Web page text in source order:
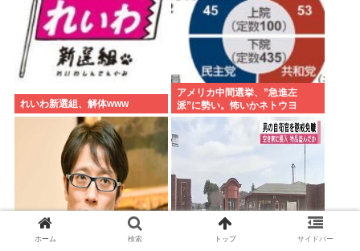
れいわ新選組、解体www
アメリカ中間選挙、”急進左
派”に勢い。怖いかネトウヨ
ホーム 検索 トップ サイドバー